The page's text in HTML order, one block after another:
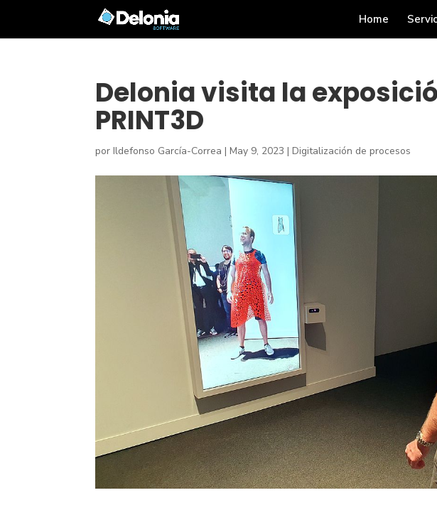
Home
Delonia visita la
PRINT3D
porIldefonso García-Correa |May 9, 2023 |Digitalización de procesos